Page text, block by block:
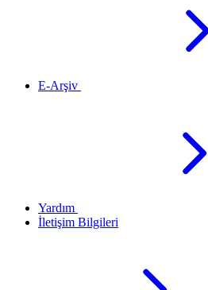
E-Arşiv
Yardım
İletişim Bilgileri